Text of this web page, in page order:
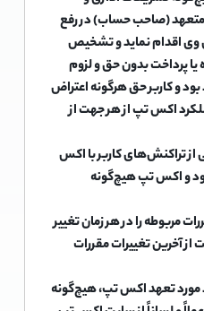
متعهد (صاحب حساب) در رفع
وی اقدام نماید و تشخیص
پرداخت بدون حق و لزوم
و کاربر حق هرگونه اعتراض
اکس تپ از هر جهت از
از تراکنش‌های کاربر با اکس
و اکس تپ هیچ‌گونه
مربوطه را در هر زمان تغییر
آخرین تغییرات مقررات
مورد تعهد اکس تپ، هیچ‌گونه